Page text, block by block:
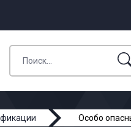
Особо